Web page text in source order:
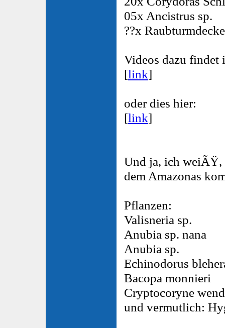
05x Ancistrus sp.
??x
Videos dazu findet
[link]
oder dies hier:
[link]
Und ja, ich weiÃŸ,
dem Amazonas
Pflanzen:
Valisneria sp.
Anubia sp. nana
Anubia sp.
Echinodorus
Bacopa monnieri
Cryptocoryne
und vermutlich: